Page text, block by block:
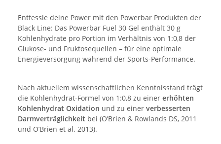
Entfessle deine Power mit den Powerbar Produkten der
Black Line: Das Powerbar Fuel 30 Gel enthält 30 g
Kohlenhydrate pro Portion im Verhältnis von 1:0,8 der
Glukose- und Fruktosequellen – für eine optimale
Energieversorgung während der Sports-Performance.
Nach aktuellem wissenschaftlichen Kenntnisstand trägt
die Kohlenhydrat-Formel von 1:0,8 zu einer erhöhten
Kohlenhydrat Oxidation und zu einer verbesserten
Darmverträglichkeit bei (O’Brien & Rowlands DS, 2011
und O’Brien et al. 2013).